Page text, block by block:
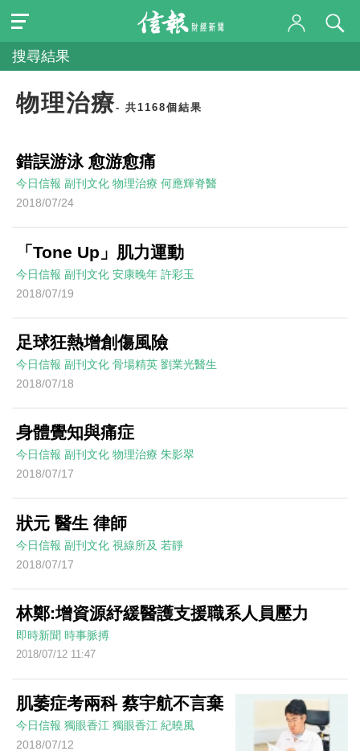
搜尋結果
物理治療- 共1168個結果
錯誤游泳 愈游愈痛
今日信報 副刊文化 物理治療 何應輝脊醫
2018/07/24
「Tone Up」肌力運動
今日信報 副刊文化 安康晚年 許彩玉
2018/07/19
足球狂熱增創傷風險
今日信報 副刊文化 骨場精英 劉業光醫生
2018/07/18
身體覺知與痛症
今日信報 副刊文化 物理治療 朱影翠
2018/07/17
狀元 醫生 律師
今日信報 副刊文化 視線所及 若靜
2018/07/17
林鄭:增資源紓緩醫護支援職系人員壓力
即時新聞 時事脈搏
2018/07/12 11:47
肌萎症考兩科 蔡宇航不言棄
今日信報 獨眼香江 獨眼香江 紀曉風
2018/07/12